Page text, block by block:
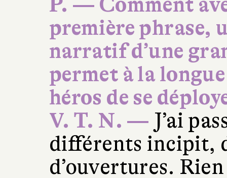
première phrase,
narratif d’une
permet à la
héros de se
V. T. N. — J’ai
différents incipit,
d’ouvertures.